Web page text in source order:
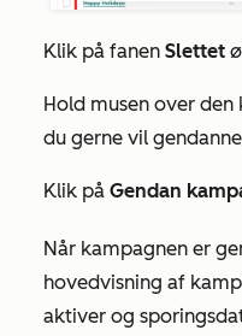
Klik på fanen Slettet
Hold musen over
du gerne vil
Klik på Gendan
Når kampagnen er
hovedvisning af
aktiver og